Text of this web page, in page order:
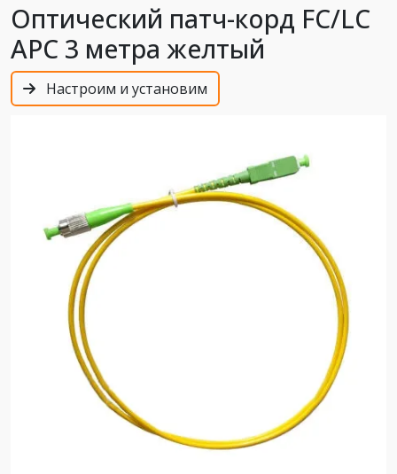
Оптический патч-корд FC/LC
APC 3 метра желтый
Настроим и установим